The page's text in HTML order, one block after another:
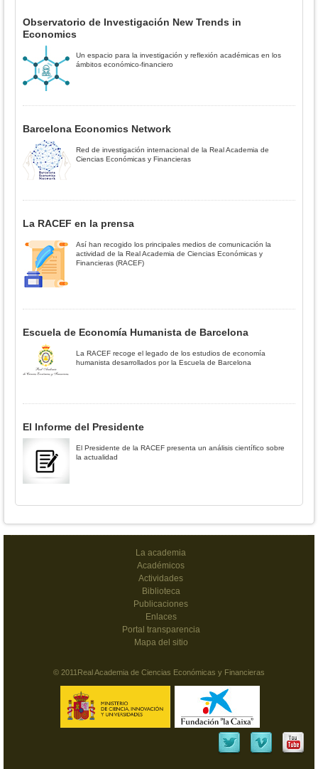
Observatorio de Investigación New Trends in
Economics
Un espacio para la investigación y reflexión académicas en los
ámbitos económico-financiero
Barcelona Economics Network
Red de investigación internacional de la Real Academia de
Ciencias Económicas y Financieras
La RACEF en la prensa
Así han recogido los principales medios de comunicación la
actividad de la Real Academia de Ciencias Económicas y
Financieras (RACEF)
Escuela de Economía Humanista de Barcelona
La RACEF recoge el legado de los estudios de economía
humanista desarrollados por la Escuela de Barcelona
El Informe del Presidente
El Presidente de la RACEF presenta un análisis científico sobre
la actualidad
La academia
Académicos
Actividades
Biblioteca
Publicaciones
Enlaces
Portal transparencia
Mapa del sitio
© 2011Real Academia de Ciencias Económicas y Financieras